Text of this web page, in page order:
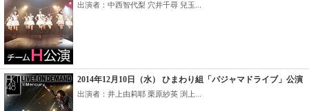
出演者：中西智代梨 穴井千尋 兒玉...
2014年12月10日（水） ひまわり組「パジャマドライブ」公演
出演者：井上由莉耶 栗原紗英 渕上...